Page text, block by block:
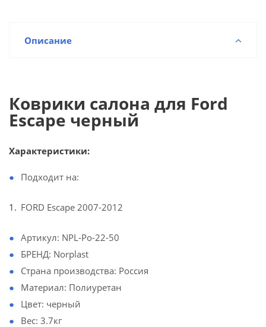
Описание
Коврики салона для Ford
Escape черный
Характеристики:
Подходит на:
FORD Escape 2007-2012
Артикул: NPL-Po-22-50
БРЕНД: Norplast
Страна производства: Россия
Материал: Полиуретан
Цвет: черный
Вес: 3.7кг